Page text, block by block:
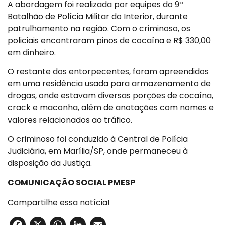
A abordagem foi realizada por equipes do 9º
Batalhão de Polícia Militar do Interior, durante
patrulhamento na região. Com o criminoso, os
policiais encontraram pinos de cocaína e R$ 330,00
em dinheiro.
O restante dos entorpecentes, foram apreendidos
em uma residência usada para armazenamento de
drogas, onde estavam diversas porções de cocaína,
crack e maconha, além de anotações com nomes e
valores relacionados ao tráfico.
O criminoso foi conduzido à Central de Polícia
Judiciária, em Marília/SP, onde permaneceu à
disposição da Justiça.
COMUNICAÇÃO SOCIAL PMESP
Compartilhe essa notícia!